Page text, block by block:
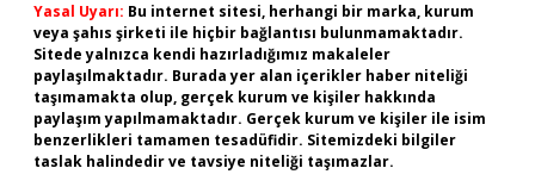
Yasal Uyarı: Bu internet sitesi, herhangi bir marka, kurum
veya şahıs şirketi ile hiçbir bağlantısı bulunmamaktadır.
Sitede yalnızca kendi hazırladığımız makaleler
paylaşılmaktadır. Burada yer alan içerikler haber niteliği
taşımamakta olup, gerçek kurum ve kişiler hakkında
paylaşım yapılmamaktadır. Gerçek kurum ve kişiler ile isim
benzerlikleri tamamen tesadüfidir. Sitemizdeki bilgiler
taslak halindedir ve tavsiye niteliği taşımazlar.